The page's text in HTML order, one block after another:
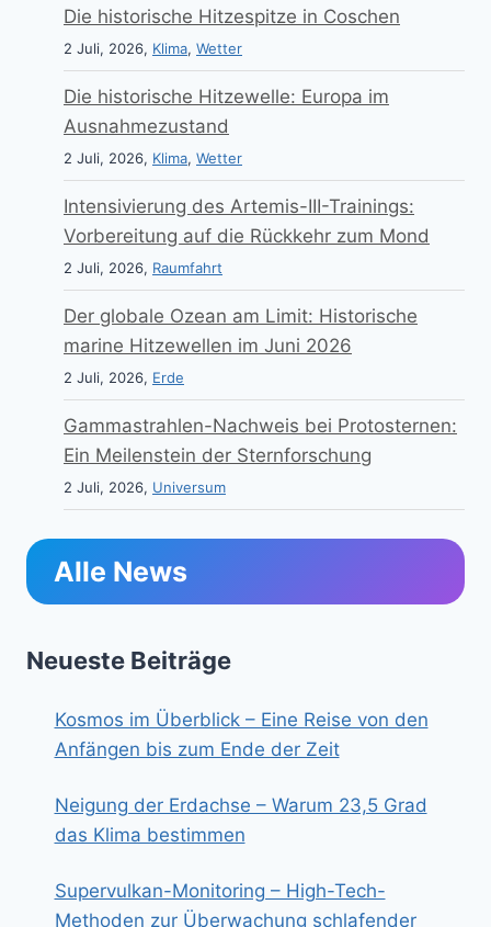
Die historische Hitzespitze in Coschen
2 Juli, 2026, Klima, Wetter
Die historische Hitzewelle: Europa im
Ausnahmezustand
2 Juli, 2026, Klima, Wetter
Intensivierung des Artemis-III-Trainings:
Vorbereitung auf die Rückkehr zum Mond
2 Juli, 2026, Raumfahrt
Der globale Ozean am Limit: Historische
marine Hitzewellen im Juni 2026
2 Juli, 2026, Erde
Gammastrahlen-Nachweis bei Protosternen:
Ein Meilenstein der Sternforschung
2 Juli, 2026, Universum
Alle News
Neueste Beiträge
Kosmos im Überblick – Eine Reise von den
Anfängen bis zum Ende der Zeit
Neigung der Erdachse – Warum 23,5 Grad
das Klima bestimmen
Supervulkan-Monitoring – High-Tech-
Methoden zur Überwachung schlafender